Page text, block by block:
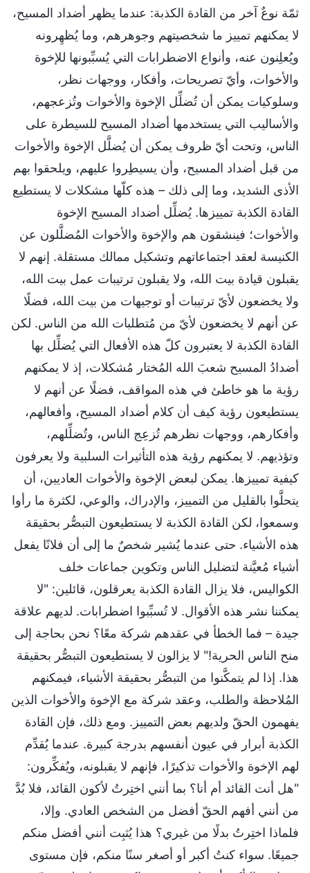
ثمّة نوعٌ آخر من القادة الكذبة: عندما يظهر أضداد المسيح،
لا يمكنهم تمييز ما شخصيتهم وجوهرهم، وما يُظهِرونه
ويُعلِنون عنه، وأنواع الاضطرابات التي يُسبِّبونها للإخوة
والأخوات، وأيّ تصريحات، وأفكار، ووجهات نظر،
وسلوكيات يمكن أن تُضلِّل الإخوة والأخوات وتُزعجهم،
والأساليب التي يستخدمها أضداد المسيح للسيطرة على
الناس، وتحت أيّ ظروف يمكن أن يُضلَّل الإخوة والأخوات
من قبل أضداد المسيح، وأن يسيطِروا عليهم، ويلحقوا بهم
الأذى الشديد، وما إلى ذلك – هذه كلّها مشكلات لا يستطيع
القادة الكذبة تمييزها. يُضلِّل أضداد المسيح الإخوة
والأخوات؛ فينشقون هم والإخوة والأخوات المُضلَّلون عن
الكنيسة لعقد اجتماعاتهم وتشكيل ممالك مستقلة. إنهم لا
يقبلون قيادة بيت الله، ولا يقبلون ترتيبات عمل بيت الله،
ولا يخضعون لأيّ ترتيبات أو توجيهات من بيت الله، فضلًا
عن أنهم لا يخضعون لأيّ من مُتطلبات الله من الناس. لكن
القادة الكذبة لا يعتبرون كلّ هذه الأفعال التي يُضلِّل بها
أضدادُ المسيح شعبَ الله المُختار مُشكلات، إذ لا يمكنهم
رؤية ما هو خاطئ في هذه المواقف، فضلًا عن أنهم لا
يستطيعون رؤية كيف أن كلام أضداد المسيح، وأفعالهم،
وأفكارهم، ووجهات نظرهم تُزعِج الناس، وتُضلِّلهم،
وتؤذيهم. لا يمكنهم رؤية هذه التأثيرات السلبية ولا يعرفون
كيفية تمييزها. يمكن لبعض الإخوة والأخوات العاديين، أن
يتحلَّوا بالقليل من التمييز، والإدراك، والوعي، لكثرة ما رأوا
وسمعوا، لكن القادة الكذبة لا يستطيعون التبصُّر بحقيقة
هذه الأشياء. حتى عندما يُشير شخصٌ ما إلى أن فلانًا يفعل
أشياء مُعيَّنة لتضليل الناس وتكوين جماعات خلف
الكواليس، فلا يزال القادة الكذبة يعرقلون، قائلين: "لا
يمكننا نشر هذه الأقوال. لا تُسبِّبوا اضطرابات. لديهم علاقة
جيدة – فما الخطأ في عقدهم شركة معًا؟ نحن بحاجة إلى
منح الناس الحرية!" لا يزالون لا يستطيعون التبصُّر بحقيقة
هذا. إذا لم يتمكَّنوا من التبصُّر بحقيقة الأشياء، فيمكنهم
المُلاحظة والطلب، وعقد شركة مع الإخوة والأخوات الذين
يفهمون الحقّ ولديهم بعض التمييز. ومع ذلك، فإن القادة
الكذبة أبرار في عيون أنفسهم بدرجة كبيرة. عندما يُقدِّم
لهم الإخوة والأخوات تذكيرًا، فإنهم لا يقبلونه، ويُفكِّرون:
"هل أنت القائد أم أنا؟ بما أنني اختِرتُ لأكون القائد، فلا بُدَّ
من أنني أفهم الحقّ أفضل من الشخص العادي. وإلا،
فلماذا اختِرتُ بدلًا من غيري؟ هذا يُثبِت أنني أفضل منكم
جميعًا. سواء كنتُ أكبر أو أصغر سنًا منكم، فإن مستوى